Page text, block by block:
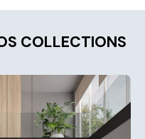
COLLECTIONS